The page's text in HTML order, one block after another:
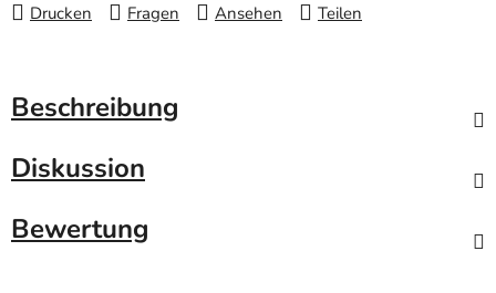
Drucken Fragen Ansehen Teilen
Beschreibung
Diskussion
Bewertung